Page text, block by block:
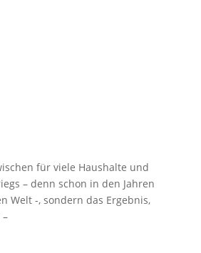
für viele Haushalte und
– denn schon in den Jahren
Welt -, sondern das Ergebnis,